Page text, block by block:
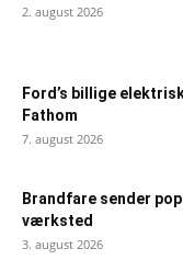
2. august 2026
Ford’s billige
Fathom
7. august 2026
Brandfare sender
værksted
3. august 2026